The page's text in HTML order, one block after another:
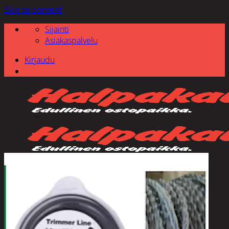
Skip to content
Sijainti
Asiakaspalvelu
Kirjaudu
Etsi: